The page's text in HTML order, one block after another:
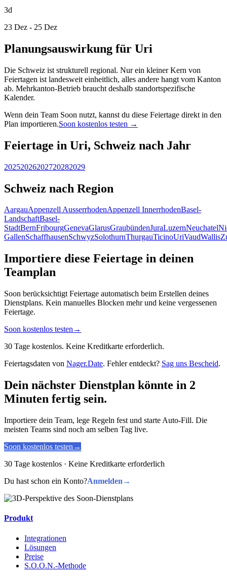
3d
23 Dez - 25 Dez
Planungsauswirkung für Uri
Die Schweiz ist strukturell regional. Nur ein kleiner Kern von
Feiertagen ist landesweit einheitlich, alles andere hangt vom Kanton
ab. Mehrkanton-Betrieb braucht deshalb standortspezifische
Kalender.
Wenn dein Team Soon nutzt, kannst du diese Feiertage direkt in den
Plan importieren.Soon kostenlos testen →
Feiertage in Uri, Schweiz nach Jahr
20252026202720282029
Schweiz nach Region
AargauAppenzell AusserrhodenAppenzell InnerrhodenBasel-
LandschaftBasel-
StadtBernFribourgGenevaGlarusGraubündenJuraLuzernNeuchatel
GallenSchaffhausenSchwyzSolothurnThurgauTicinoUriVaudWallis
Importiere diese Feiertage in deinen
Teamplan
Soon berücksichtigt Feiertage automatisch beim Erstellen deines
Dienstplans. Kein manuelles Blocken mehr und keine vergessenen
Feiertage.
Soon kostenlos testen →
30 Tage kostenlos. Keine Kreditkarte erforderlich.
Feiertagsdaten von Nager.Date. Fehler entdeckt? Sag uns Bescheid.
Dein nächster Dienstplan könnte in 2
Minuten fertig sein.
Importiere dein Team, lege Regeln fest und starte Auto-Fill. Die
meisten Teams sind noch am selben Tag live.
Soon kostenlos testen →
30 Tage kostenlos · Keine Kreditkarte erforderlich
Du hast schon ein Konto?Anmelden →
Produkt
Integrationen
Lösungen
Preise
S.O.O.N.-Methode